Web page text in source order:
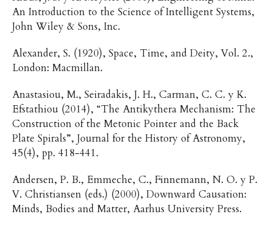
An Introduction to the Science of Intelligent Systems,
John Wiley & Sons, Inc.
Alexander, S. (1920), Space, Time, and Deity, Vol. 2.,
London: Macmillan.
Anastasiou, M., Seiradakis, J. H., Carman, C. C. y K.
Efstathiou (2014), “The Antikythera Mechanism: The
Construction of the Metonic Pointer and the Back
Plate Spirals”, Journal for the History of Astronomy,
45(4), pp. 418-441.
Andersen, P. B., Emmeche, C., Finnemann, N. O. y P.
V. Christiansen (eds.) (2000), Downward Causation:
Minds, Bodies and Matter, Aarhus University Press.